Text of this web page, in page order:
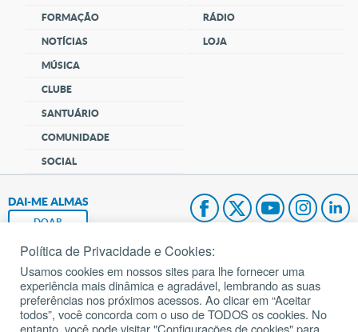
FORMAÇÃO
NOTÍCIAS
MÚSICA
CLUBE
SANTUÁRIO
COMUNIDADE
SOCIAL
RÁDIO
LOJA
DAI-ME ALMAS
DOAR
Fundação João Paulo II
Pedido de Oração
Mapa do site
Política de Privacidade e Cookies:
Usamos cookies em nossos sites para lhe fornecer uma
experiência mais dinâmica e agradável, lembrando as suas
preferências nos próximos acessos. Ao clicar em “Aceitar
todos”, você concorda com o uso de TODOS os cookies. No
entanto, você pode visitar "Configurações de cookies" para